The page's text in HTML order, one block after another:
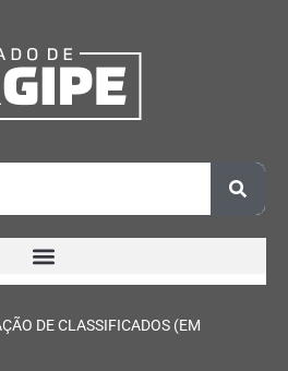
DE CLASSIFICADOS (EM